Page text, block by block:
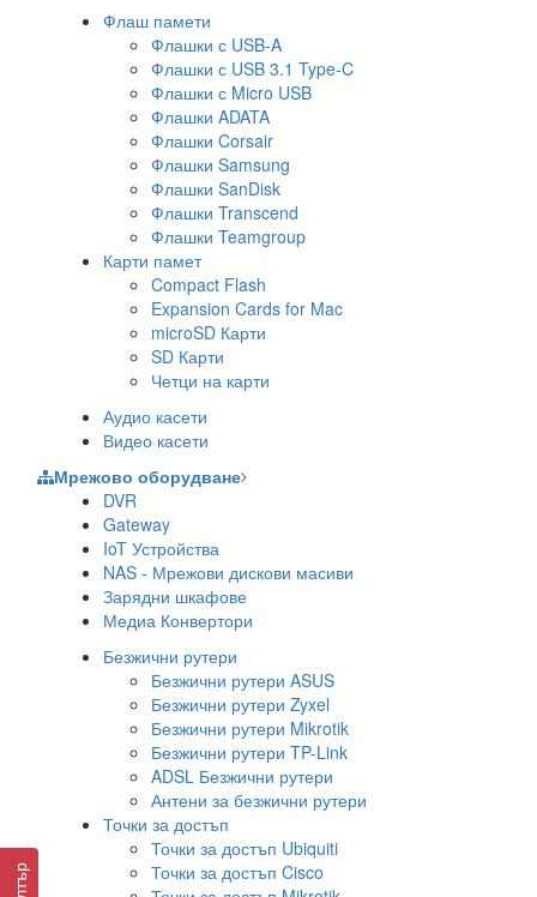
Флаш памети
Флашки с USB-A
Флашки с USB 3.1 Type-C
Флашки с Micro USB
Флашки ADATA
Флашки Corsair
Флашки Samsung
Флашки SanDisk
Флашки Transcend
Флашки Teamgroup
Карти памет
Compact Flash
Expansion Cards for Mac
microSD Карти
SD Карти
Четци на карти
Аудио касети
Видео касети
Мрежово оборудване
DVR
Gateway
IoT Устройства
NAS - Мрежови дискови масиви
Зарядни шкафове
Медиа Конвертори
Безжични рутери
Безжични рутери ASUS
Безжични рутери Zyxel
Безжични рутери Mikrotik
Безжични рутери TP-Link
ADSL Безжични рутери
Антени за безжични рутери
Точки за достъп
Точки за достъп Ubiquiti
Точки за достъп Cisco